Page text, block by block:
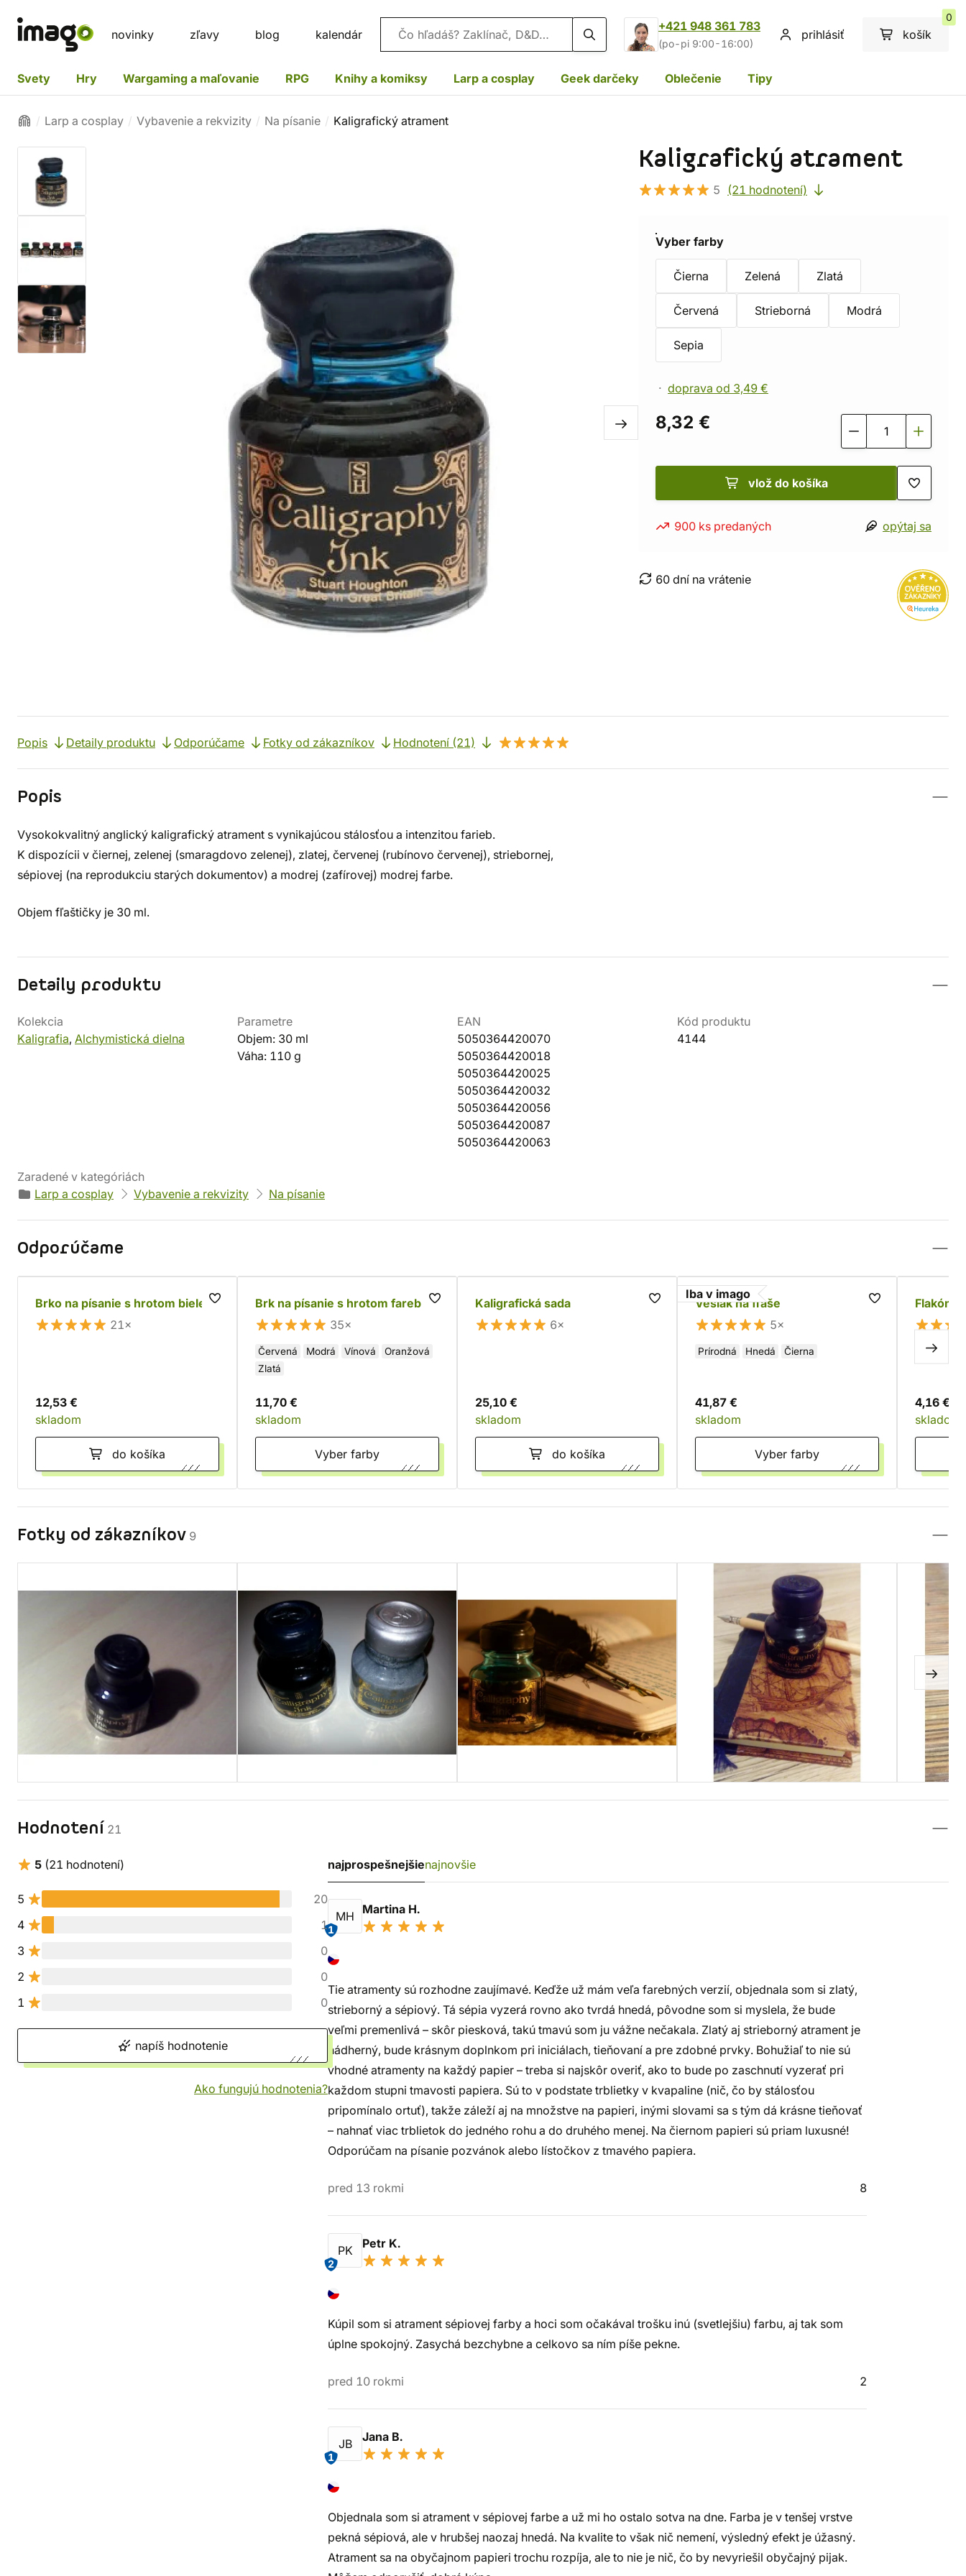
novinky zľavy blog kalendár Vyhľadávanie
+421 948 361 783
(po-pi 9:00-16:00)
prihlásiť košík
0
Svety Hry Wargaming a maľovanie RPG Knihy a komiksy Larp a cosplay Geek darčeky Oblečenie Tipy
Larp a cosplay Vybavenie a rekvizity Na písanie Kaligrafický atrament
Kaligrafický atrament
5 (21 hodnotení)
Vyber farby
Čierna Zelená Zlatá
Červená Strieborná Modrá
Sepia
doprava od 3,49 €
8,32 €
vlož do košíka
900 ks predaných opýtaj sa
60 dní na vrátenie
Popis Detaily produktu Odporúčame Fotky od zákazníkov Hodnotení (21)
Popis
Vysokokvalitný anglický kaligrafický atrament s vynikajúcou stálosťou a intenzitou farieb.
K dispozícii v čiernej, zelenej (smaragdovo zelenej), zlatej, červenej (rubínovo červenej), striebornej,
sépiovej (na reprodukciu starých dokumentov) a modrej (zafírovej) modrej farbe.
Objem fľaštičky je 30 ml.
Detaily produktu
Kolekcia
Kaligrafia, Alchymistická dielna
Parametre
Objem: 30 ml
Váha: 110 g
EAN
5050364420070
5050364420018
5050364420025
5050364420032
5050364420056
5050364420087
5050364420063
Kód produktu
4144
Zaradené v kategóriách
Larp a cosplay
Vybavenie a rekvizity Na písanie
Odporúčame
Brko na písanie s hrotom biele
21×
12,53 €
skladom
do košíka
Brk na písanie s hrotom farebný
35×
Červená Modrá Vínová
Oranžová
Zlatá
11,70 €
skladom
Vyber farby
Kaligrafická sada
6×
25,10 €
skladom
do košíka
Iba v imago
Vešiak na fľaše
5×
Prírodná Hnedá Čierna
41,87 €
skladom
Vyber farby
Flakónik
4,16 €
skladom
Fotky od zákazníkov 9
Hodnotení 21
5 (21 hodnotení)
5
20
4
1
3
0
2
0
1
0
napíš hodnotenie
Ako fungujú hodnotenia?
najprospešnejšienajnovšie
MH
1
Martina H.
Tie atramenty sú rozhodne zaujímavé. Keďže už mám veľa farebných verzií, objednala som si zlatý,
strieborný a sépiový. Tá sépia vyzerá rovno ako tvrdá hnedá, pôvodne som si myslela, že bude
veľmi premenlivá – skôr piesková, takú tmavú som ju vážne nečakala. Zlatý aj strieborný atrament je
nádherný, bude krásnym doplnkom pri iniciálach, tieňovaní a pre zdobné prvky. Bohužiaľ to nie sú
vhodné atramenty na každý papier – treba si najskôr overiť, ako to bude po zaschnutí vyzerať pri
každom stupni tmavosti papiera. Sú to v podstate trblietky v kvapaline (nič, čo by stálosťou
pripomínalo ortuť), takže záleží aj na množstve na papieri, inými slovami sa s tým dá krásne tieňovať
– nahnať viac trblietok do jedného rohu a do druhého menej. Na čiernom papieri sú priam luxusné!
Odporúčam na písanie pozvánok alebo lístočkov z tmavého papiera.
pred 13 rokmi 8
PK
2
Petr K.
Kúpil som si atrament sépiovej farby a hoci som očakával trošku inú (svetlejšiu) farbu, aj tak som
úplne spokojný. Zasychá bezchybne a celkovo sa ním píše pekne.
pred 10 rokmi 2
JB
1
Jana B.
Objednala som si atrament v sépiovej farbe a už mi ho ostalo sotva na dne. Farba je v tenšej vrstve
pekná sépiová, ale v hrubšej naozaj hnedá. Na kvalite to však nič nemení, výsledný efekt je úžasný.
Atrament sa na obyčajnom papieri trochu rozpíja, ale to nie je nič, čo by nevyriešil obyčajný pijak.